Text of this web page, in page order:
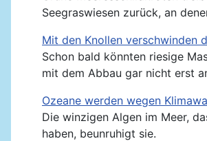
Seegraswiesen zurück, an
Mit den Knollen verschwinden
Schon bald könnten riesige
mit dem Abbau gar nicht erst
Ozeane werden wegen
Die winzigen Algen im Meer,
haben, beunruhigt sie.